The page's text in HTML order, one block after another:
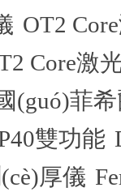
OT2
Core激
(guó)菲
雙功能
厚儀